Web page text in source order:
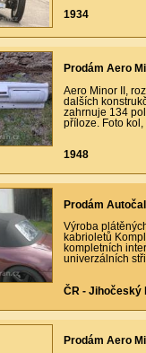
1934
Prodám Aero
Aero Minor II,
dalších
zahrnuje 134
příloze. Foto
1948
Prodám
Výroba
kabrioletů
kompletních
univerzálních
ČR - Jihočeský
Prodám Aero